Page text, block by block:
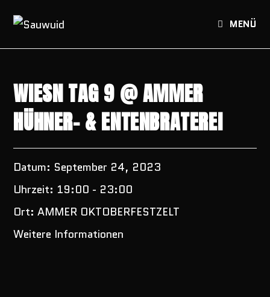
Inhalt
MENÜ
WIESN TAG 9 @ AMMER
HÜHNER- & ENTENBRATEREI
Datum: September 24, 2023
Uhrzeit: 19:00 - 23:00
Ort:AMMER OKTOBERFESTZELT
Weitere Informationen